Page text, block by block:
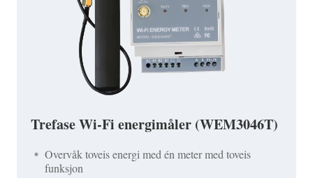
Trefase Wi-Fi energimåler (WEM3046T)
Overvåk toveis energi med én meter med toveis
funksjon